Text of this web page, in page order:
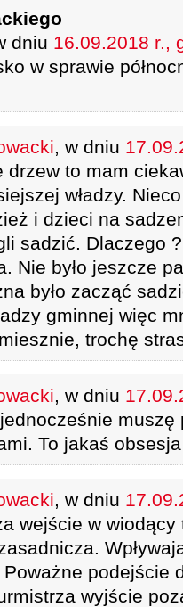
dniu 16.09.2018 r.,
w sprawie
, w dniu
to mam
władzy.
i dzieci na
sadzić. Dlaczego
Nie było jeszcze
było zacząć
gminnej więc
trochę
, w dniu
To jakaś
, w dniu
wejście w wiodący
podejście
wyjście